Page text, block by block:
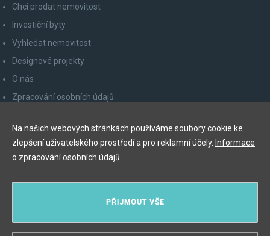
Chci prodat nemovitost
Investiční byty
Vyhledat nemovitost
Designové projekty
O nás
Zpracování osobních údajů
Odhlášení z newsletteru
Myslíková 245/3, 110 00 Praha 1
PŘIJMOUT VŠE
Na našich webových stránkách používáme soubory cookie ke
zlepšení uživatelského prostředí a pro reklamní účely. Informace
o zpracování osobních údajů